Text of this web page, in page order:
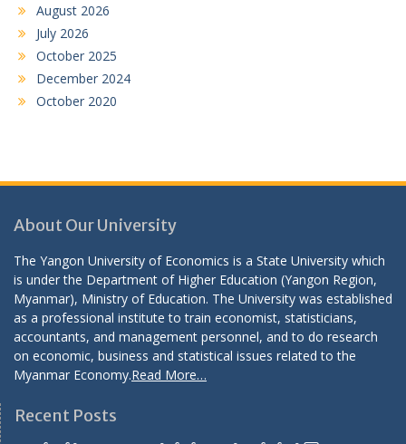
August 2026
July 2026
October 2025
December 2024
October 2020
About Our University
The Yangon University of Economics is a State University which
is under the Department of Higher Education (Yangon Region,
Myanmar), Ministry of Education. The University was established
as a professional institute to train economist, statisticians,
accountants, and management personnel, and to do research
on economic, business and statistical issues related to the
Myanmar Economy.Read More…
Recent Posts